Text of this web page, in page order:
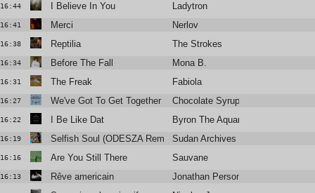
16:44 I Believe In You Ladytron
16:41 Merci Nerlov
16:38 Reptilia The Strokes
16:34 Before The Fall Mona B.
16:31 The Freak Fabiola
16:27 We've Got To Get Together Chocolate Syrup
16:22 I Be Like Dat Byron The Aquarius
16:19 Selfish Soul (ODESZA Remix)Sudan Archives
16:16 Are You Still There Sauvane
16:13 Rêve americain Jonathan Personne